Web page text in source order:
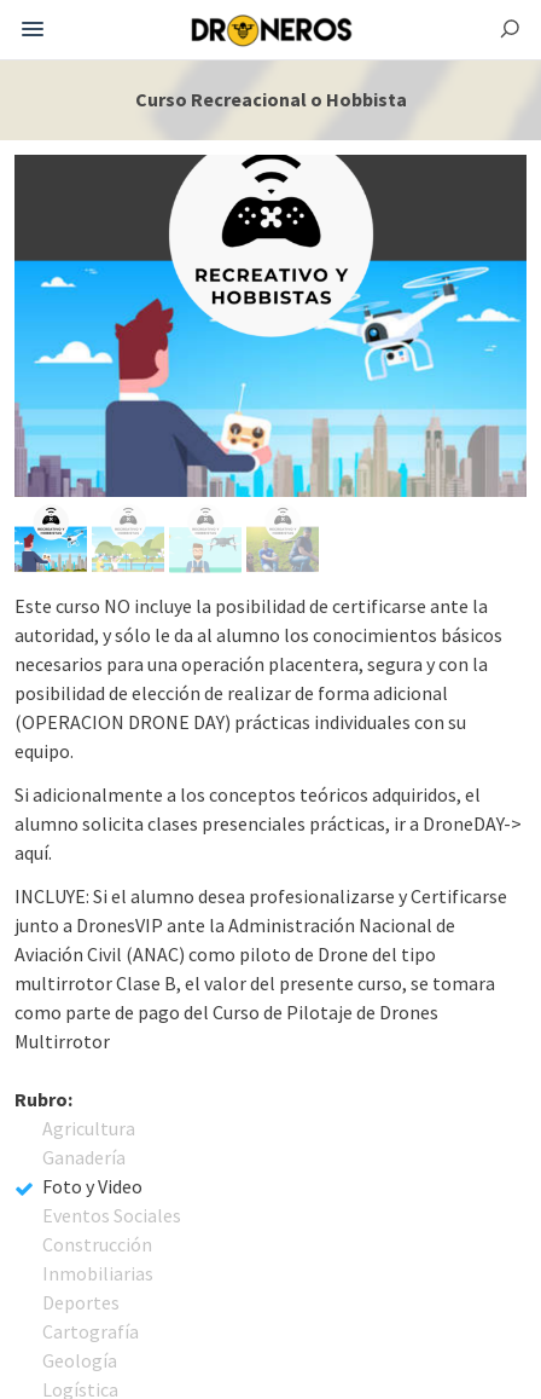
Curso Recreacional o Hobbista
Este curso NO incluye la posibilidad de certificarse ante la
autoridad, y sólo le da al alumno los conocimientos básicos
necesarios para una operación placentera, segura y con la
posibilidad de elección de realizar de forma adicional
(OPERACION DRONE DAY) prácticas individuales con su
equipo.
Si adicionalmente a los conceptos teóricos adquiridos, el
alumno solicita clases presenciales prácticas, ir a DroneDAY->
aquí.
INCLUYE: Si el alumno desea profesionalizarse y Certificarse
junto a DronesVIP ante la Administración Nacional de
Aviación Civil (ANAC) como piloto de Drone del tipo
multirrotor Clase B, el valor del presente curso, se tomara
como parte de pago del Curso de Pilotaje de Drones
Multirrotor
Rubro:
Agricultura
Ganadería
Foto y Video
Eventos Sociales
Construcción
Inmobiliarias
Deportes
Cartografía
Geología
Logística